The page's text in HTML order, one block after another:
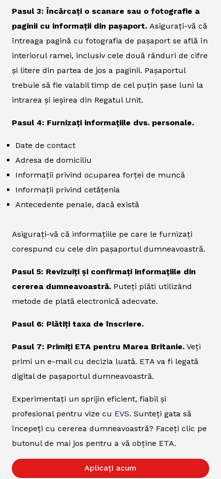
Pasul 3: Încărcați o scanare sau o fotografie a
paginii cu informații din pașaport. Asigurați-vă că
întreaga pagină cu fotografia de pașaport se află în
interiorul ramei, inclusiv cele două rânduri de cifre
și litere din partea de jos a paginii. Pașaportul
trebuie să fie valabil timp de cel puțin șase luni la
intrarea și ieșirea din Regatul Unit.
Pasul 4: Furnizați informațiile dvs. personale.
Date de contact
Adresa de domiciliu
Informații privind ocuparea forței de muncă
Informații privind cetățenia
Antecedente penale, dacă există
Asigurați-vă că informațiile pe care le furnizați
corespund cu cele din pașaportul dumneavoastră.
Pasul 5: Revizuiți și confirmați informațiile din
cererea dumneavoastră. Puteți plăti utilizând
metode de plată electronică adecvate.
Pasul 6: Plătiți taxa de înscriere.
Pasul 7: Primiți ETA pentru Marea Britanie. Veți
primi un e-mail cu decizia luată. ETA va fi legată
digital de pașaportul dumneavoastră.
Experimentați un sprijin eficient, fiabil și
profesional pentru vize cu EVS. Sunteți gata să
începeți cu cererea dumneavoastră? Faceți clic pe
butonul de mai jos pentru a vă obține ETA.
Aplicați acum